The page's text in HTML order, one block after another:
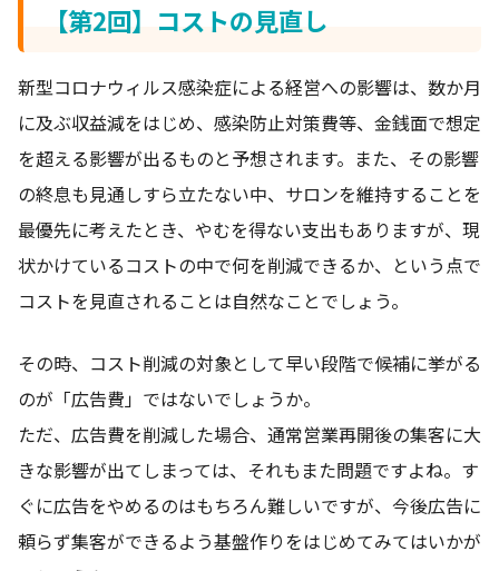
【第2回】コストの見直し
新型コロナウィルス感染症による経営への影響は、数か月
に及ぶ収益減をはじめ、感染防止対策費等、金銭面で想定
を超える影響が出るものと予想されます。また、その影響
の終息も見通しすら立たない中、サロンを維持することを
最優先に考えたとき、やむを得ない支出もありますが、現
状かけているコストの中で何を削減できるか、という点で
コストを見直されることは自然なことでしょう。
その時、コスト削減の対象として早い段階で候補に挙がる
のが「広告費」ではないでしょうか。
ただ、広告費を削減した場合、通常営業再開後の集客に大
きな影響が出てしまっては、それもまた問題ですよね。す
ぐに広告をやめるのはもちろん難しいですが、今後広告に
頼らず集客ができるよう基盤作りをはじめてみてはいかが